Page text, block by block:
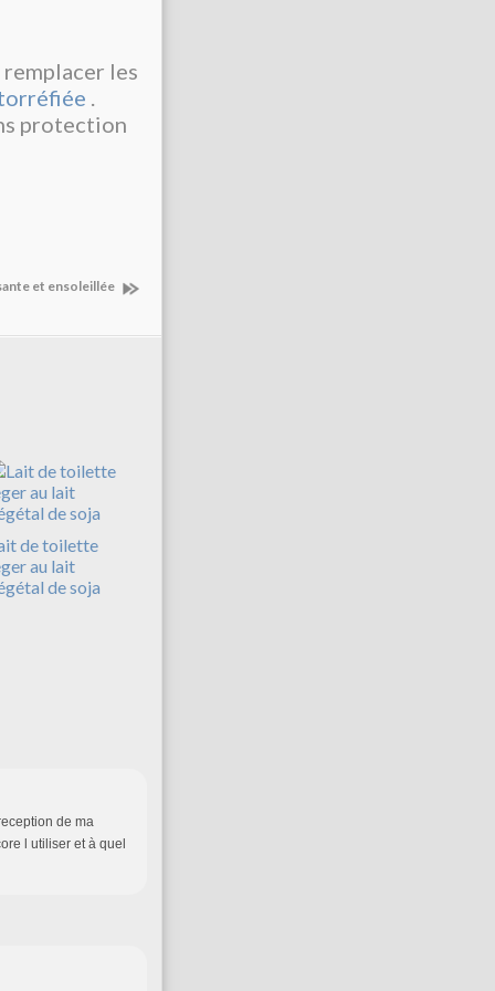
les
.
protection
et ensoleillée
de toilette
au lait
de soja
de ma
l utiliser et à quel